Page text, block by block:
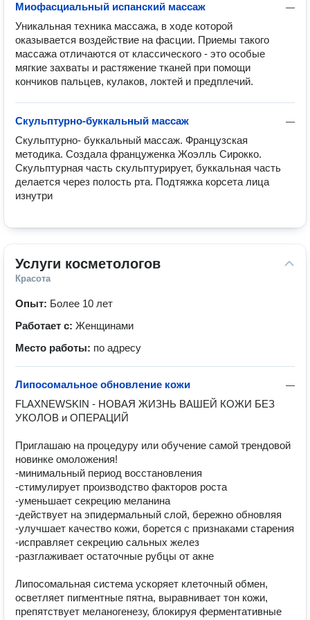
—
Миофасциальный испанский массаж
Уникальная техника массажа, в ходе которой
оказывается воздействие на фасции. Приемы такого
массажа отличаются от классического - это особые
мягкие захваты и растяжение тканей при помощи
кончиков пальцев, кулаков, локтей и предплечий.
—
Скульптурно-буккальный массаж
Скульптурно- буккальный массаж. Французская
методика. Создала француженка Жоэлль Сирокко.
Скульптурная часть скульптурирует, буккальная часть
делается через полость рта. Подтяжка корсета лица
изнутри
Услуги косметологов
Красота
Опыт: Более 10 лет
Работает с: Женщинами
Место работы: по адресу
—
Липосомальное обновление кожи
FLAXNEWSKIN - НОВАЯ ЖИЗНЬ ВАШЕЙ КОЖИ БЕЗ
УКОЛОВ и ОПЕРАЦИЙ
Приглашаю на процедуру или обучение самой трендовой
новинке омоложения!
-минимальный период восстановления
-стимулирует производство факторов роста
-уменьшает секрецию меланина
-действует на эпидермальный слой, бережно обновляя
-улучшает качество кожи, борется с признаками старения
-исправляет секрецию сальных желез
-разглаживает остаточные рубцы от акне
Липосомальная система ускоряет клеточный обмен,
осветляет пигментные пятна, выравнивает тон кожи,
препятствует меланогенезу, блокируя ферментативные